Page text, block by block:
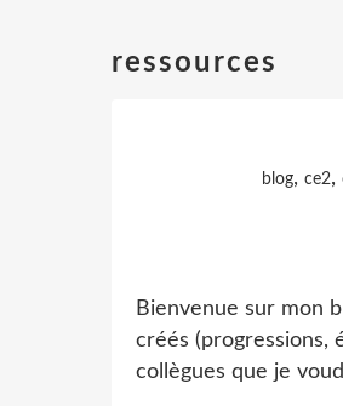
ressources
blog, ce2,
Bienvenue sur mon
créés (progressions,
collègues que je